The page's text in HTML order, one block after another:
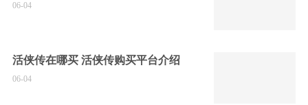
06-04
活侠传在哪买 活侠传购买平台介绍
06-04